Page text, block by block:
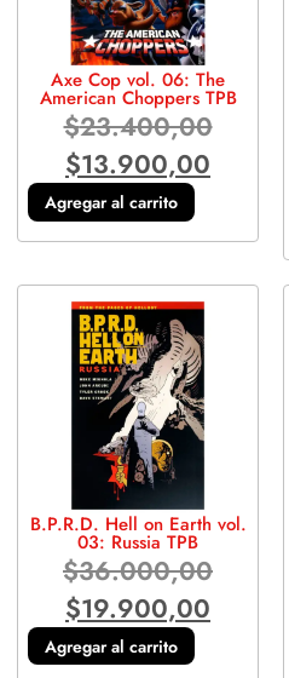
Axe Cop vol. 06: The
American Choppers TPB
$23.400,00
$13.900,00
Agregar al carrito
B.P.R.D. Hell on Earth vol.
03: Russia TPB
$36.000,00
$19.900,00
Agregar al carrito